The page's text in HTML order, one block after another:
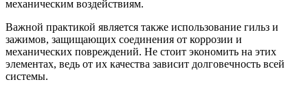
механическим воздействиям.
Важной практикой является также использование гильз и
зажимов, защищающих соединения от коррозии и
механических повреждений. Не стоит экономить на этих
элементах, ведь от их качества зависит долговечность всей
системы.